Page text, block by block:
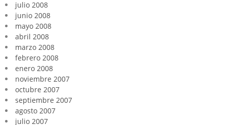
julio 2008
junio 2008
mayo 2008
abril 2008
marzo 2008
febrero 2008
enero 2008
noviembre 2007
octubre 2007
septiembre 2007
agosto 2007
julio 2007